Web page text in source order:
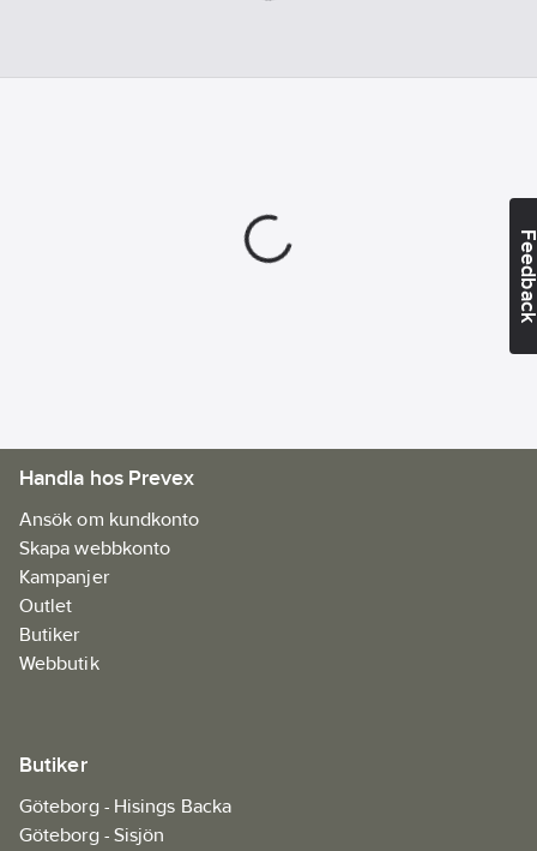
Nominell
Handla hos Prevex
Ansök om kundkonto
Skapa webbkonto
Kampanjer
Outlet
Butiker
Webbutik
Butiker
Göteborg - Hisings Backa
Göteborg - Sisjön